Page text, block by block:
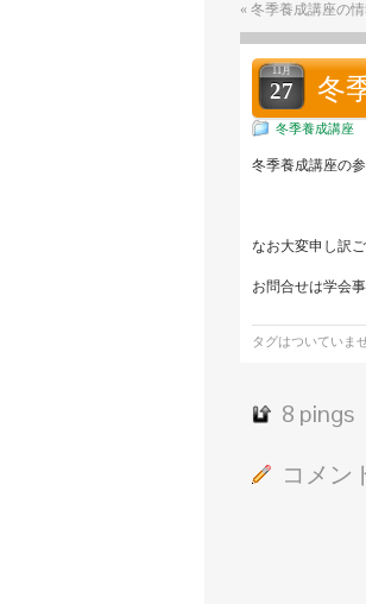
« 冬季養成講座の
11月
27 冬
冬季養成講座
冬季養成講座の
なお大変申し訳
お問合せは学会
タグはついていま
8 pings
コメン